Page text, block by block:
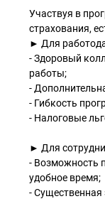
Участвуя в
страхования,
► Для
- Здоровый
работы;
-
- Гибкость
- Налоговые
► Для
- Возможность
удобное время;
-